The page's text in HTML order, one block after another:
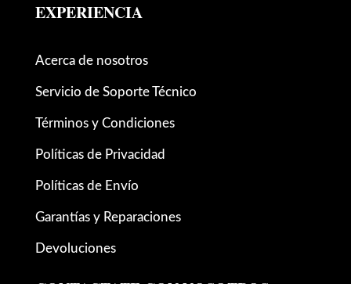
EXPERIENCIA
Acerca de nosotros
Servicio de Soporte Técnico
Términos y Condiciones
Políticas de Privacidad
Políticas de Envío
Garantías y Reparaciones
Devoluciones